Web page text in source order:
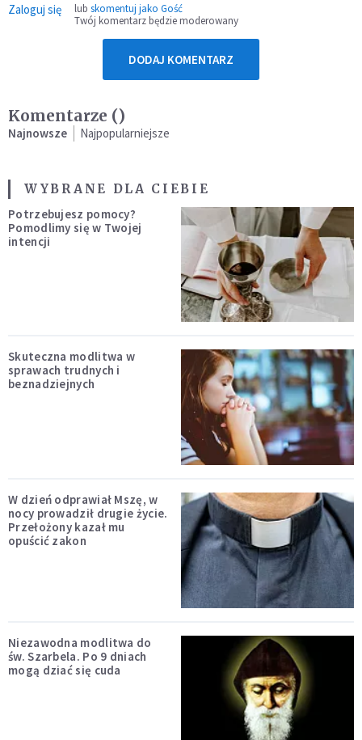
Zaloguj się lub skomentuj jako Gość
Twój komentarz będzie moderowany
DODAJ KOMENTARZ
Komentarze ()
Najnowsze Najpopularniejsze
WYBRANE DLA CIEBIE
Potrzebujesz pomocy?
Pomodlimy się w Twojej
intencji
Skuteczna modlitwa w
sprawach trudnych i
beznadziejnych
W dzień odprawiał Mszę, w
nocy prowadził drugie życie.
Przełożony kazał mu
opuścić zakon
Niezawodna modlitwa do
św. Szarbela. Po 9 dniach
mogą dziać się cuda